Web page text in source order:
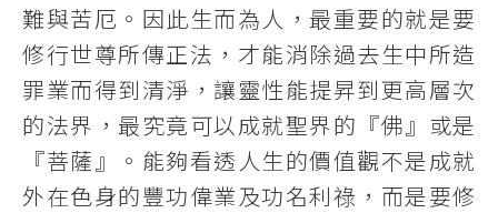
難與苦厄。因此生而為人，最重要的就是要
修行世尊所傳正法，才能消除過去生中所造
罪業而得到清淨，讓靈性能提昇到更高層次
的法界，最究竟可以成就聖界的『佛』或是
『菩薩』。能夠看透人生的價值觀不是成就
外在色身的豐功偉業及功名利祿，而是要修